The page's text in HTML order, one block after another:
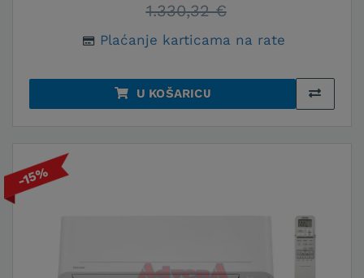
1.330,32 €
Plaćanje karticama na rate
U KOŠARICU
-15%